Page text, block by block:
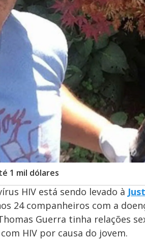
1 mil dólares
HIV está sendo levado à
24 companheiros com a
Guerra tinha relações
HIV por causa do jovem.